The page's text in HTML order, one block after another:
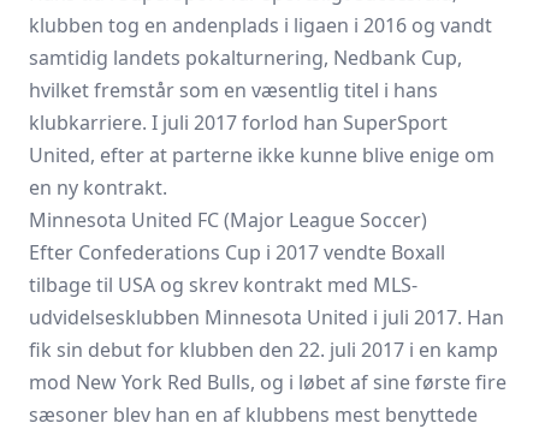
klubben tog en andenplads i ligaen i 2016 og vandt
samtidig landets pokalturnering, Nedbank Cup,
hvilket fremstår som en væsentlig titel i hans
klubkarriere. I juli 2017 forlod han SuperSport
United, efter at parterne ikke kunne blive enige om
en ny kontrakt.
Minnesota United FC (Major League Soccer)
Efter Confederations Cup i 2017 vendte Boxall
tilbage til USA og skrev kontrakt med MLS-
udvidelsesklubben Minnesota United i juli 2017. Han
fik sin debut for klubben den 22. juli 2017 i en kamp
mod New York Red Bulls, og i løbet af sine første fire
sæsoner blev han en af klubbens mest benyttede